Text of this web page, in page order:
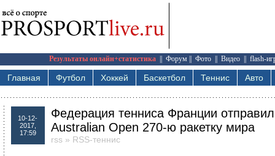
Результаты онлайн+статистика Форум Фото Видео flash-
Главная Футбол Хоккей Баскетбол Теннис Авто
10-12-
2017,
17:59
Федерация тенниса Франции
Australian Open 270-ю ракетку мира
rss » RSS-теннис